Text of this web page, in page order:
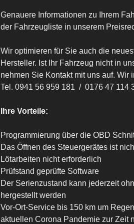
Genauere Informationen zu Ihrem
der Fahrzeugliste in unserem
Wir optimieren für Sie auch die
Hersteller. Ist Ihr Fahrzeug nicht in
nehmen Sie Kontakt mit uns auf. Wir
Tel. 0941 56 959 181 / 0176 47 114
Ihre Vorteile:
Programmierung über die OBD
Das Öffnen des Steuergerätes ist
Lötarbeiten nicht erforderlich
Prüfstand geprüfte Software
Der Serienzustand kann jederzeit
hergestellt werden
Vor-Ort-Service bis 150 km um
aktuellen Corona Pandemie zur Zeit